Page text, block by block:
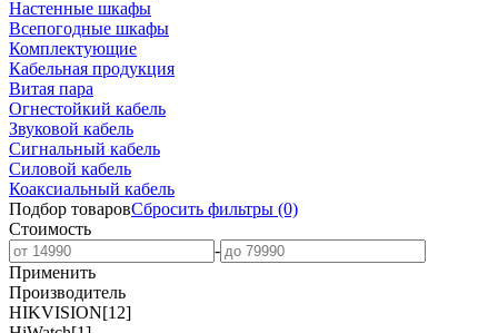
Настенные шкафы
Всепогодные шкафы
Комплектующие
Кабельная продукция
Витая пара
Огнестойкий кабель
Звуковой кабель
Сигнальный кабель
Силовой кабель
Коаксиальный кабель
Подбор товаровСбросить фильтры (0)
Стоимость
-
Применить
Производитель
HIKVISION[12]